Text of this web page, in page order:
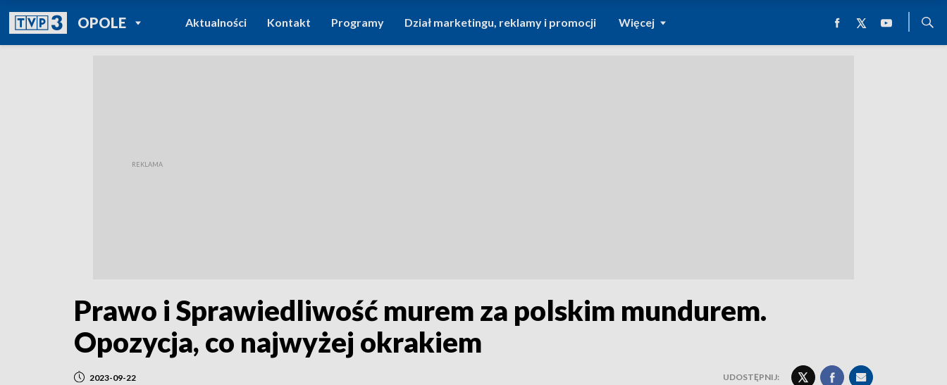
OPOLEPOWRÓT DO
TVP REGIONY
Aktualności Kontakt Programy Dział marketingu, reklamy i promocji Więcej
Prawo i Sprawiedliwość murem za polskim mundurem.
Opozycja, co najwyżej okrakiem
2023-09-22 UDOSTĘPNIJ: